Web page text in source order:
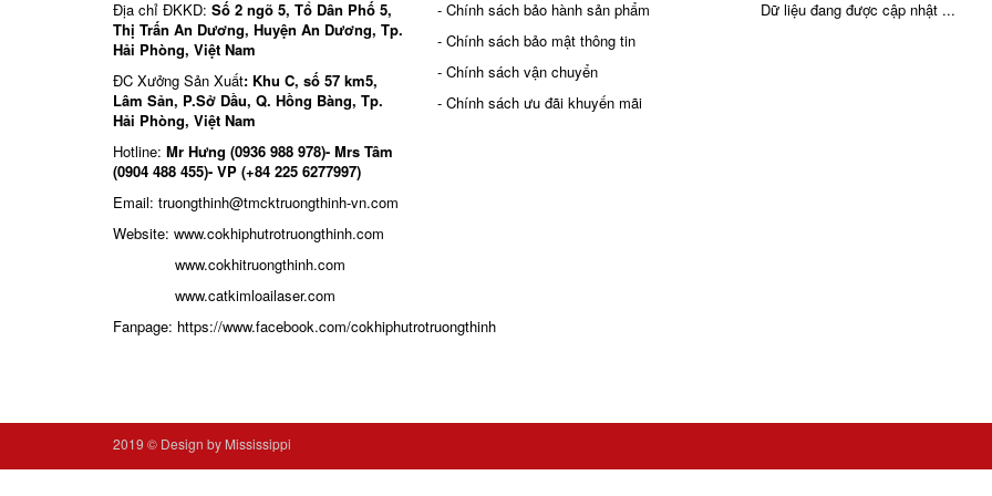
Địa chỉ ĐKKD: Số 2 ngõ 5, Tổ Dân Phố 5,
Thị Trấn An Dương, Huyện An Dương, Tp.
Hải Phòng, Việt Nam
ĐC Xưởng Sản Xuất: Khu C, số 57 km5,
Lâm Sản, P.Sở Dầu, Q. Hồng Bàng, Tp.
Hải Phòng, Việt Nam
Hotline: Mr Hưng (0936 988 978)- Mrs Tâm
(0904 488 455)- VP (+84 225 6277997)
Email: truongthinh@tmcktruongthinh-vn.com
Website: www.cokhiphutrotruongthinh.com
www.cokhitruongthinh.com
www.catkimloailaser.com
Fanpage: https://www.facebook.com/cokhiphutrotruongthinh
- Chính sách bảo hành sản phẩm
- Chính sách bảo mật thông tin
- Chính sách vận chuyển
- Chính sách ưu đãi khuyến mãi
Dữ liệu đang được cập nhật ...
2019 © Design by Mississippi